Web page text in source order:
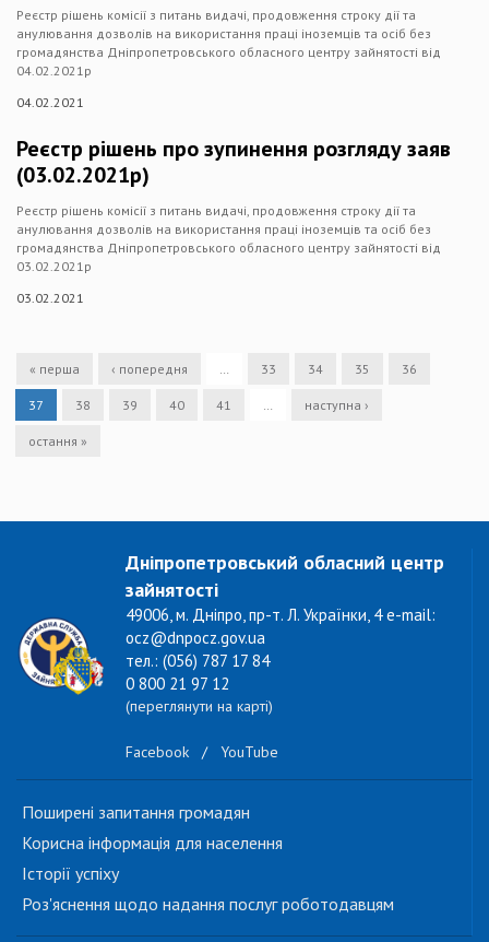
Реєстр рішень комісії з питань видачі, продовження строку дії та
анулювання дозволів на використання праці іноземців та осіб без
громадянства Дніпропетровського обласного центру зайнятості від
04.02.2021р
04.02.2021
Реєстр рішень про зупинення розгляду заяв
(03.02.2021р)
Реєстр рішень комісії з питань видачі, продовження строку дії та
анулювання дозволів на використання праці іноземців та осіб без
громадянства Дніпропетровського обласного центру зайнятості від
03.02.2021р
03.02.2021
« перша ‹ попередня … 33 34 35 36
37 38 39 40 41 … наступна ›
остання »
Дніпропетровський обласний центр
зайнятості
49006, м. Дніпро, пр-т. Л. Українки, 4 e-mail:
ocz@dnpocz.gov.ua
тел.: (056) 787 17 84
0 800 21 97 12
(переглянути на карті)
Facebook / YouTube
Поширені запитання громадян
Корисна інформація для населення
Історії успіху
Роз'яснення щодо надання послуг роботодавцям